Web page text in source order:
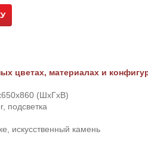
цветах, материалах и
(ШхГхВ)
подсветка
искусственный камень